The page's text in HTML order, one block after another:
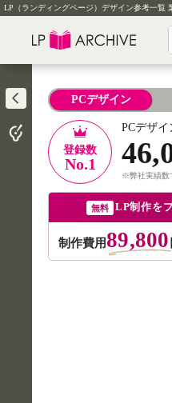
LP（ランディングページ）デザイン参考一覧
PCデザイン
登録数
No.1
PCデザ
※弊社実績数
無料 LP制作を
制作費用89,800